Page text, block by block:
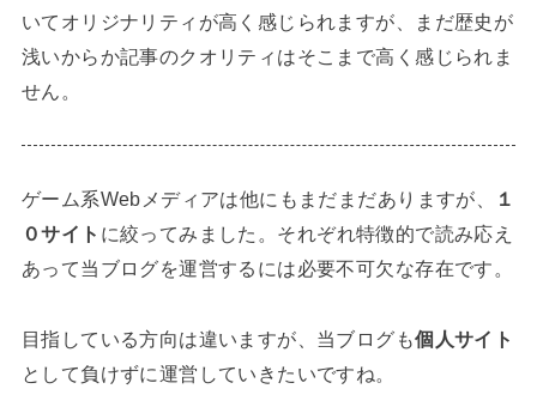
いてオリジナリティが高く感じられますが、まだ歴史が
浅いからか記事のクオリティはそこまで高く感じられま
せん。
ゲーム系Webメディアは他にもまだまだありますが、
１
０サイト に絞ってみました。それぞれ特徴的で読み応え
あって当ブログを運営するには必要不可欠な存在です。
目指している方向は違いますが、当ブログも個人サイト
として負けずに運営していきたいですね。